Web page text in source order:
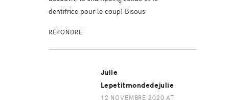
dentifrice pour le coup! Bisous
RÉPONDRE
Julie
Lepetitmondedejulie
12 NOVEMBRE 2020 AT